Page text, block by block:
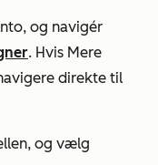
og navigér
. Hvis Mere
direkte til
og vælg